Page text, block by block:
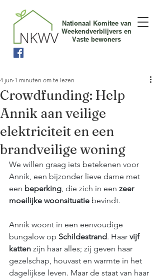
Nationaal Komitee van
Weekendverblijvers en
Vaste bewoners
Crowdfunding: Help
Annik aan veilige
elektriciteit en een
brandveilige woning
4 jun 1 minuten om te lezen
We willen graag iets betekenen voor
Annik, een bijzonder lieve dame met
een beperking, die zich in een zeer
moeilijke woonsituatie bevindt.
Annik woont in een eenvoudige
bungalow op Schildestrand. Haar vijf
katten zijn haar alles; zij geven haar
gezelschap, houvast en warmte in het
dagelijkse leven. Maar de staat van haar